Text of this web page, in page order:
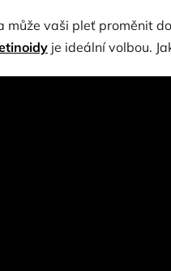
může vaši pleť proměnit
je ideální volbou.